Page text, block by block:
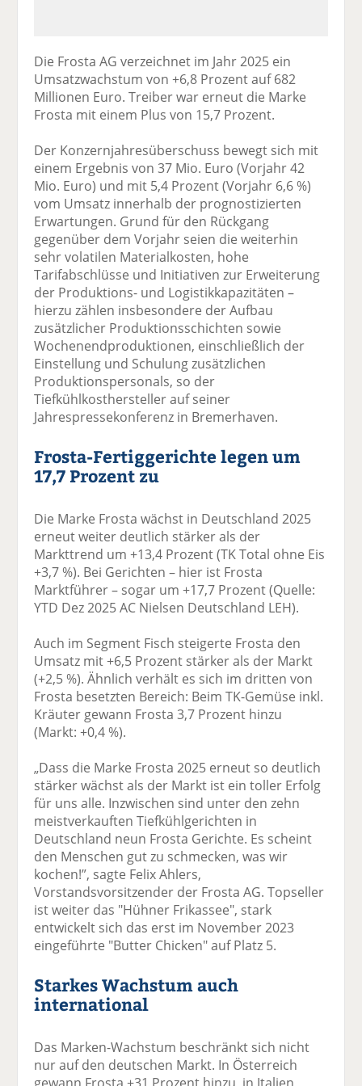
Die Frosta AG verzeichnet im Jahr 2025 ein
Umsatzwachstum von +6,8 Prozent auf 682
Millionen Euro. Treiber war erneut die Marke
Frosta mit einem Plus von 15,7 Prozent.
Der Konzernjahresüberschuss bewegt sich mit
einem Ergebnis von 37 Mio. Euro (Vorjahr 42
Mio. Euro) und mit 5,4 Prozent (Vorjahr 6,6 %)
vom Umsatz innerhalb der prognostizierten
Erwartungen. Grund für den Rückgang
gegenüber dem Vorjahr seien die weiterhin
sehr volatilen Materialkosten, hohe
Tarifabschlüsse und Initiativen zur Erweiterung
der Produktions- und Logistikkapazitäten –
hierzu zählen insbesondere der Aufbau
zusätzlicher Produktionsschichten sowie
Wochenendproduktionen, einschließlich der
Einstellung und Schulung zusätzlichen
Produktionspersonals, so der
Tiefkühlkosthersteller auf seiner
Jahrespressekonferenz in Bremerhaven.
Frosta-Fertiggerichte legen um
17,7 Prozent zu
Die Marke Frosta wächst in Deutschland 2025
erneut weiter deutlich stärker als der
Markttrend um +13,4 Prozent (TK Total ohne Eis
+3,7 %). Bei Gerichten – hier ist Frosta
Marktführer – sogar um +17,7 Prozent (Quelle:
YTD Dez 2025 AC Nielsen Deutschland LEH).
Auch im Segment Fisch steigerte Frosta den
Umsatz mit +6,5 Prozent stärker als der Markt
(+2,5 %). Ähnlich verhält es sich im dritten von
Frosta besetzten Bereich: Beim TK-Gemüse inkl.
Kräuter gewann Frosta 3,7 Prozent hinzu
(Markt: +0,4 %).
„Dass die Marke Frosta 2025 erneut so deutlich
stärker wächst als der Markt ist ein toller Erfolg
für uns alle. Inzwischen sind unter den zehn
meistverkauften Tiefkühlgerichten in
Deutschland neun Frosta Gerichte. Es scheint
den Menschen gut zu schmecken, was wir
kochen!”, sagte Felix Ahlers,
Vorstandsvorsitzender der Frosta AG. Topseller
ist weiter das "Hühner Frikassee", stark
entwickelt sich das erst im November 2023
eingeführte "Butter Chicken" auf Platz 5.
Starkes Wachstum auch
international
Das Marken-Wachstum beschränkt sich nicht
nur auf den deutschen Markt. In Österreich